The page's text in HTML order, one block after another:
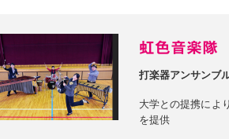
虹色音楽隊
打楽器アンサンブ
大学との提携によ
を提供